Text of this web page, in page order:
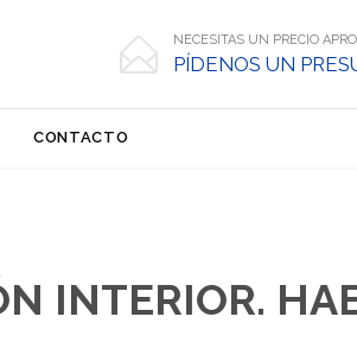
 NECESITAS UN PRECIO
PÍDENOS UN
CONTACTO
INTERIOR.